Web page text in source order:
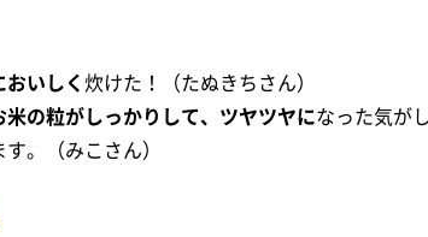
おいしく 炊けた！（たぬきちさん）
米の粒がしっかりして、ツヤツヤになった気が
。（みこさん）